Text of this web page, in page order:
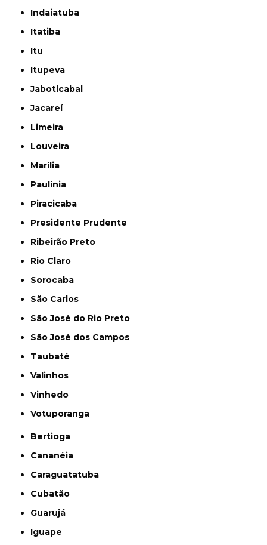
Indaiatuba
Itatiba
Itu
Itupeva
Jaboticabal
Jacareí
Limeira
Louveira
Marília
Paulínia
Piracicaba
Presidente Prudente
Ribeirão Preto
Rio Claro
Sorocaba
São Carlos
São José do Rio Preto
São José dos Campos
Taubaté
Valinhos
Vinhedo
Votuporanga
Bertioga
Cananéia
Caraguatatuba
Cubatão
Guarujá
Iguape